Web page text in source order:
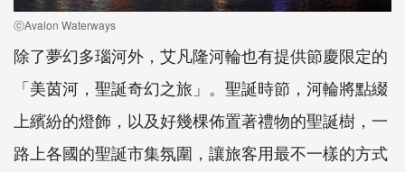
ⓒAvalon Waterways
除了夢幻多瑙河外，艾凡隆河輪也有提供節慶限定的
「美茵河，聖誕奇幻之旅」。聖誕時節，河輪將點綴
上繽紛的燈飾，以及好幾棵佈置著禮物的聖誕樹，一
路上各國的聖誕市集氛圍，讓旅客用最不一樣的方式